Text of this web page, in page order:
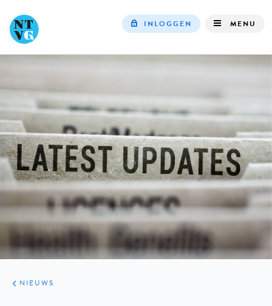
navigation
INLOGGEN MENU
ARTIKELEN
HET
KORT
NIEUWS